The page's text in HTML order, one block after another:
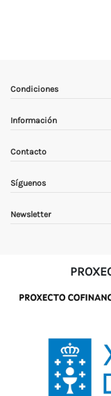
Condiciones
Información
Contacto
Síguenos
Newsletter